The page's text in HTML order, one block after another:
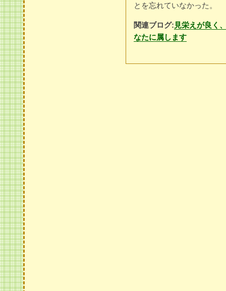
とを忘れていなかった。
関連ブログ: 見栄えが良く
なたに属します